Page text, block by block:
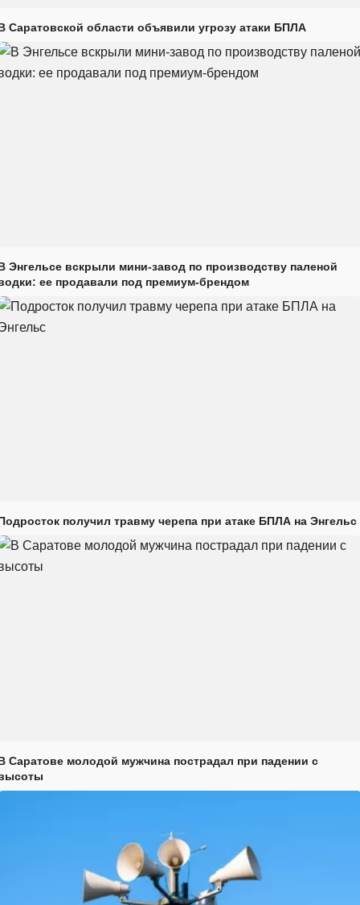
Саратовской области объявили угрозу атаки БПЛА
Энгельсе вскрыли мини-завод по производству паленой
ее продавали под премиум-брендом
получил травму черепа при атаке БПЛА на Энгельс
Саратове молодой мужчина пострадал при падении с